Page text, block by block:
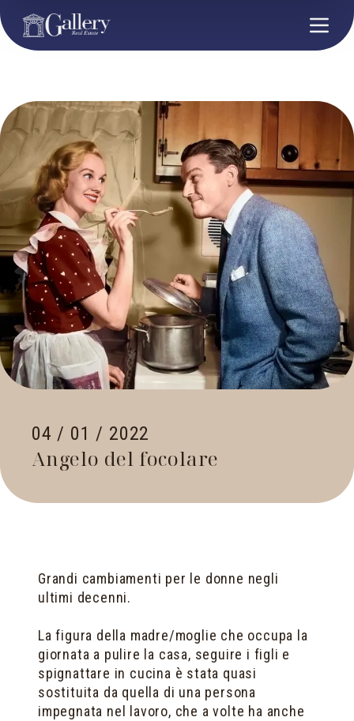
04 / 01 / 2022
Angelo del focolare
Grandi cambiamenti per le donne negli
ultimi decenni.
La figura della madre/moglie che occupa la
giornata a pulire la casa, seguire i figli e
spignattare in cucina è stata quasi
sostituita da quella di una persona
impegnata nel lavoro, che a volte ha anche